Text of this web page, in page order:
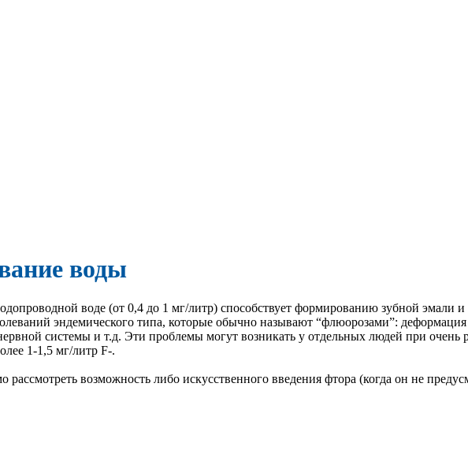
воды
воде (от 0,4 до 1 мг/литр) способствует формированию зубной эмали
эндемического типа, которые обычно называют “флюорозами”:
системы и т.д. Эти проблемы могут возникать у отдельных людей при очень
1-1,5 мг/литр F-.
рассмотреть возможность либо искусственного введения фтора (когда он не